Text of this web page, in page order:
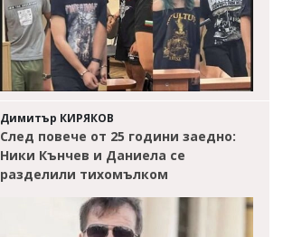
Димитър КИРЯКОВ
След повече от 25 години заедно:
Ники Кънчев и Даниела се
разделили тихомълком